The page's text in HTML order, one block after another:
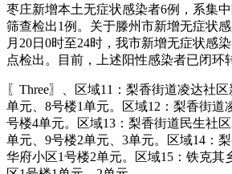
枣庄新增本土无症状感染者6例，系集
筛查检出1例。关于滕州市新增无症状感
月20日0时至24时，我市新增无症状感
点检出。目前，上述阳性感染者已闭环
〖Three〗、区域11：梨香街道凌达社
单元、8号楼1单元。区域12：梨香街道
号楼4单元。区域13：梨香街道民生社
单元、9号楼2单元、3单元。区域14：
华府小区1号楼2单元。区域15：铁克其